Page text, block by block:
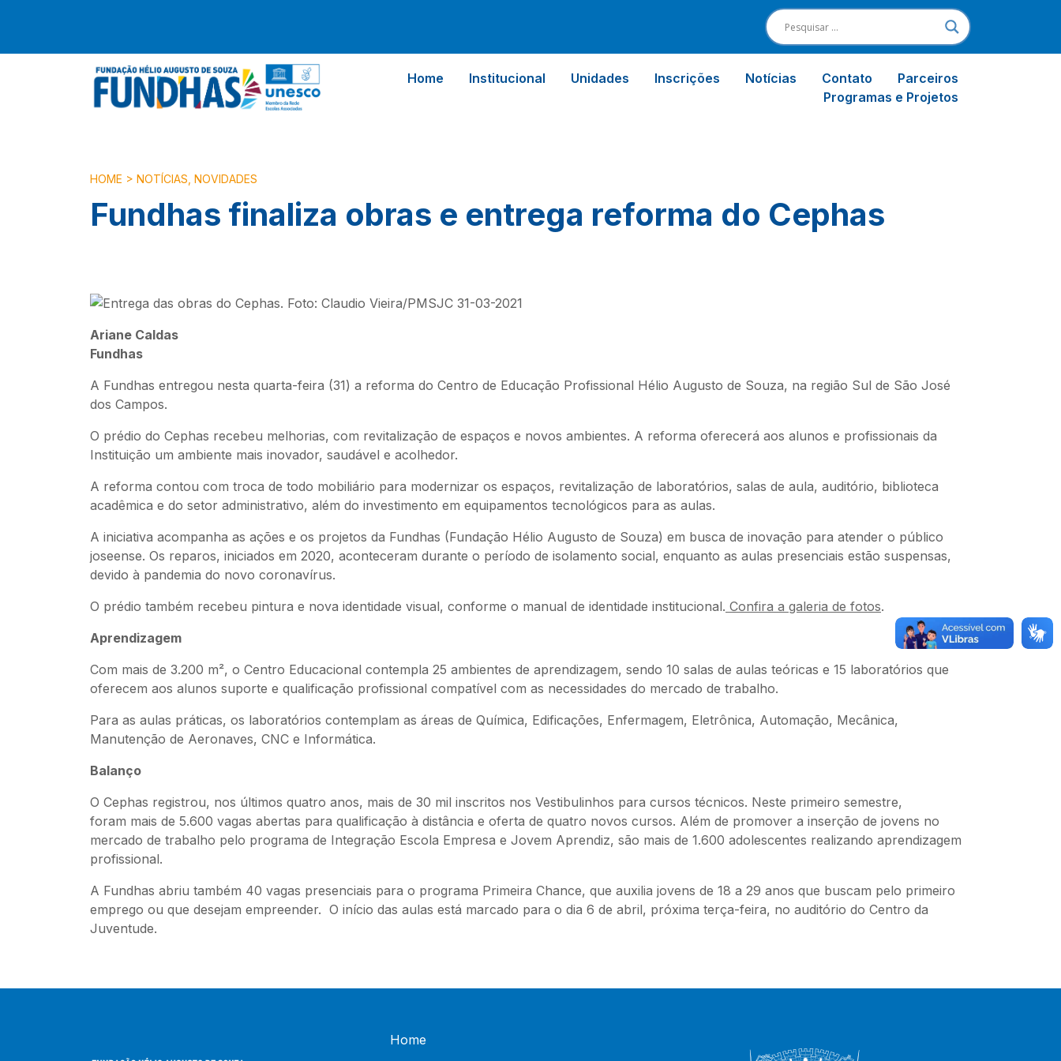
Home Institucional Unidades Inscrições Notícias Contato
Parceiros
Programas e Projetos
HOME > NOTÍCIAS NOVIDADES
Fundhas finaliza obras e entrega reforma do Cephas
Ariane Caldas
Fundhas
A Fundhas entregou nesta quarta-feira (31) a reforma do Centro de Educação Profissional Hélio Augusto de Souza, na região Sul de São José
dos Campos.
O prédio do Cephas recebeu melhorias, com revitalização de espaços e novos ambientes. A reforma oferecerá aos alunos e profissionais da
Instituição um ambiente mais inovador, saudável e acolhedor.
A reforma contou com troca de todo mobiliário para modernizar os espaços, revitalização de laboratórios, salas de aula, auditório, biblioteca
acadêmica e do setor administrativo, além do investimento em equipamentos tecnológicos para as aulas.
A iniciativa acompanha as ações e os projetos da Fundhas (Fundação Hélio Augusto de Souza) em busca de inovação para atender o público
joseense. Os reparos, iniciados em 2020, aconteceram durante o período de isolamento social, enquanto as aulas presenciais estão suspensas,
devido à pandemia do novo coronavírus.
O prédio também recebeu pintura e nova identidade visual, conforme o manual de identidade institucional. Confira a galeria de fotos.
Aprendizagem
Com mais de 3.200 m², o Centro Educacional contempla 25 ambientes de aprendizagem, sendo 10 salas de aulas teóricas e 15 laboratórios que
oferecem aos alunos suporte e qualificação profissional compatível com as necessidades do mercado de trabalho.
Para as aulas práticas, os laboratórios contemplam as áreas de Química, Edificações, Enfermagem, Eletrônica, Automação, Mecânica,
Manutenção de Aeronaves, CNC e Informática.
Balanço
O Cephas registrou, nos últimos quatro anos, mais de 30 mil inscritos nos Vestibulinhos para cursos técnicos. Neste primeiro semestre,
foram mais de 5.600 vagas abertas para qualificação à distância e oferta de quatro novos cursos. Além de promover a inserção de jovens no
mercado de trabalho pelo programa de Integração Escola Empresa e Jovem Aprendiz, são mais de 1.600 adolescentes realizando aprendizagem
profissional.
A Fundhas abriu também 40 vagas presenciais para o programa Primeira Chance, que auxilia jovens de 18 a 29 anos que buscam pelo primeiro
emprego ou que desejam empreender. O início das aulas está marcado para o dia 6 de abril, próxima terça-feira, no auditório do Centro da
Juventude.
Home